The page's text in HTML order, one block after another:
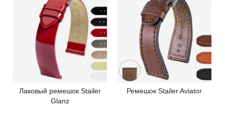
Лаковый ремешок Stailer
Glanz
Ремешок Stailer Aviator